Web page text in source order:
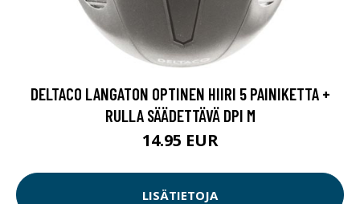
DELTACO LANGATON OPTINEN HIIRI 5 PAINIKETTA +
RULLA SÄÄDETTÄVÄ DPI M
14.95 EUR
LISÄTIETOJA